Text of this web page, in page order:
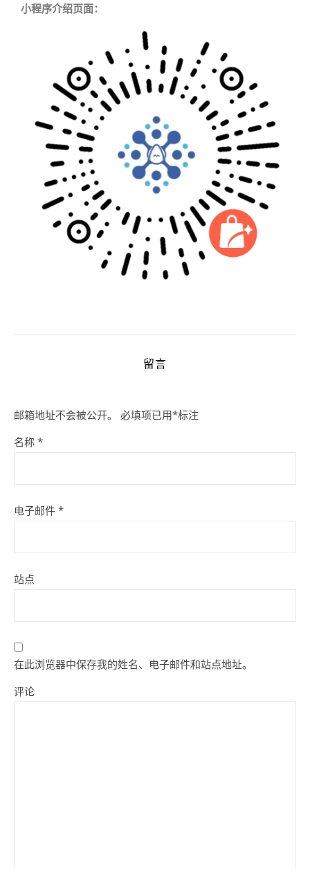
小程序介绍页面：
留言
邮箱地址不会被公开。 必填项已用*标注
名称 *
电子邮件 *
站点
在此浏览器中保存我的姓名、电子邮件和站点地址。
评论